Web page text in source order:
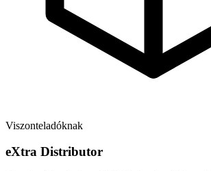
Viszonteladóknak
eXtra Distributor